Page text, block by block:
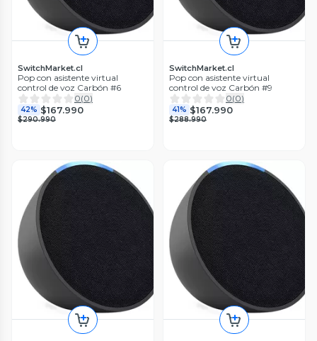
SwitchMarket.cl
Pop con asistente virtual
control de voz Carbón #6
0(0)
42% $167.990
$290.990
SwitchMarket.cl
Pop con asistente virtual
control de voz Carbón #9
0(0)
41% $167.990
$288.990